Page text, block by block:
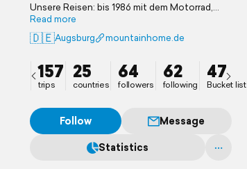
Unsere Reisen: bis 1986 mit dem Motorrad,
dann bis 2015 mit dem Fahrrad und seit 2015
mit dem Wohnmobil (und Fahrrad) unterwegs.
Hobbies sind Fußball, Fahrrad, Wohnmobil,
Read more
🇩🇪Augsburg mountainhome.de
157
trips
25
countries
64
followers
62
following
47
Bucket list
Follow
Message
Statistics